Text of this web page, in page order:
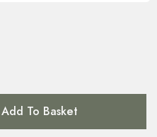
Add To Basket